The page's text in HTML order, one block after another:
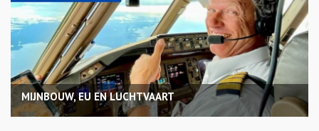
MIJNBOUW, EU EN LUCHTVAART